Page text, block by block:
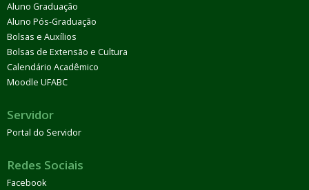
Aluno Graduação
Aluno Pós-Graduação
Bolsas e Auxílios
Bolsas de Extensão e Cultura
Calendário Acadêmico
Moodle UFABC
Servidor
Portal do Servidor
Redes Sociais
Facebook